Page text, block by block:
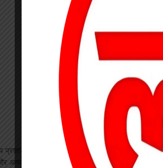
ने बड़ी कार्रवाई की है। चुनाव के दौरान
अन्य बंदियों को भागलपुर सेंट्रल जेल स्थानांतरित